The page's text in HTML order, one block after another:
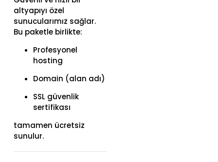
altyapıyı özel
sunucularımız sağlar.
Bu paketle birlikte:
Profesyonel
hosting
Domain (alan adı)
SSL güvenlik
sertifikası
tamamen ücretsiz
sunulur.